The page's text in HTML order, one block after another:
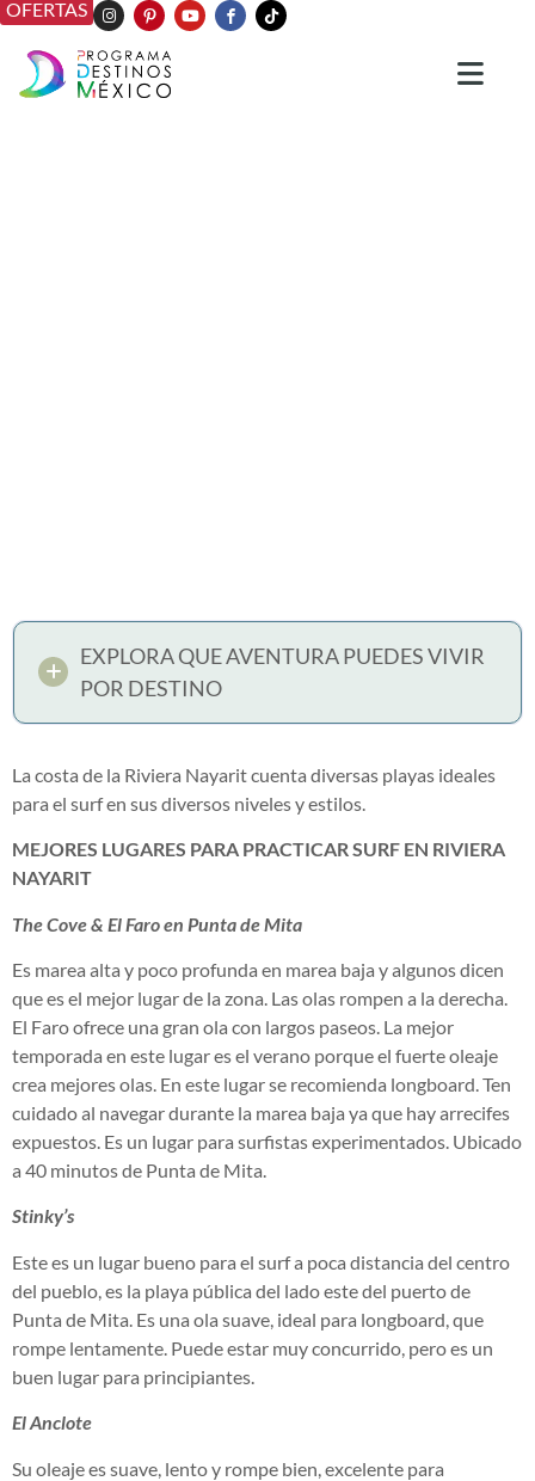
OFERTAS
EXPLORA QUE AVENTURA PUEDES VIVIR
POR DESTINO
La costa de la Riviera Nayarit cuenta diversas playas ideales
para el surf en sus diversos niveles y estilos.
MEJORES LUGARES PARA PRACTICAR SURF EN RIVIERA
NAYARIT
The Cove & El Faro en Punta de Mita
Es marea alta y poco profunda en marea baja y algunos dicen
que es el mejor lugar de la zona. Las olas rompen a la derecha.
El Faro ofrece una gran ola con largos paseos. La mejor
temporada en este lugar es el verano porque el fuerte oleaje
crea mejores olas. En este lugar se recomienda longboard. Ten
cuidado al navegar durante la marea baja ya que hay arrecifes
expuestos. Es un lugar para surfistas experimentados. Ubicado
a 40 minutos de Punta de Mita.
Stinky’s
Este es un lugar bueno para el surf a poca distancia del centro
del pueblo, es la playa pública del lado este del puerto de
Punta de Mita. Es una ola suave, ideal para longboard, que
rompe lentamente. Puede estar muy concurrido, pero es un
buen lugar para principiantes.
El Anclote
Su oleaje es suave, lento y rompe bien, excelente para